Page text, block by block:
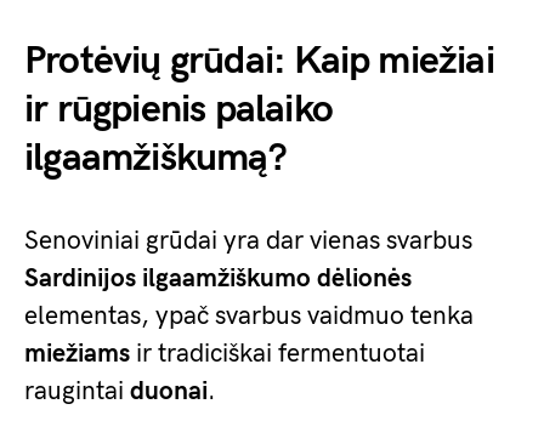
Protėvių grūdai: Kaip miežiai
ir rūgpienis palaiko
ilgaamžiškumą?
Senoviniai grūdai yra dar vienas svarbus
Sardinijos ilgaamžiškumo dėlionės
elementas, ypač svarbus vaidmuo tenka
miežiams ir tradiciškai fermentuotai
raugintai duonai.